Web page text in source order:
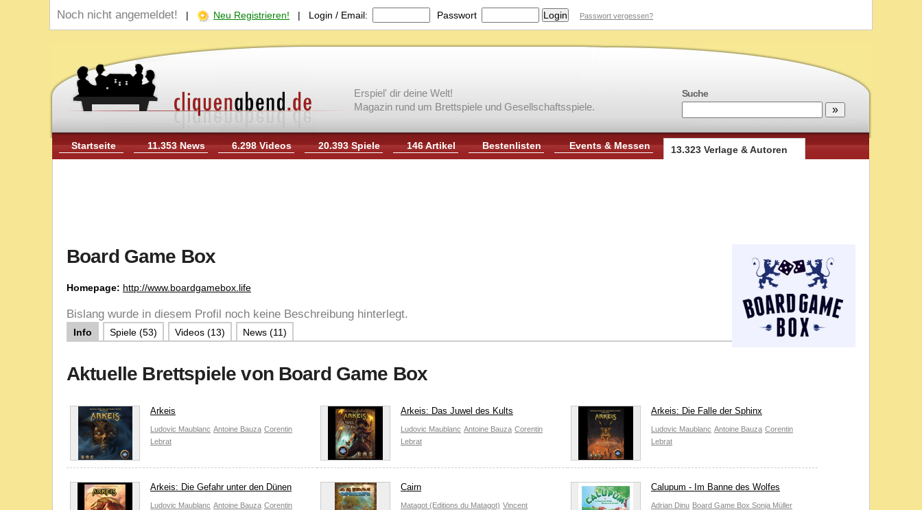
Noch nicht angemeldet! | Neu Registrieren! | Login / Email: Passwort Passwort vergessen?
Suche
Erspiel' dir deine Welt!
Magazin rund um Brettspiele und Gesellschaftsspiele.
Startseite 11.353 News 6.298 Videos 20.393 Spiele 146 Artikel Bestenlisten Events & Messen 13.323 Verlage & Autoren
Board Game Box
Homepage: http://www.boardgamebox.life
Bislang wurde in diesem Profil noch keine Beschreibung hinterlegt.
Info Spiele (53) Videos (13) News (11)
Aktuelle Brettspiele von Board Game Box
Arkeis
Ludovic Maublanc Antoine Bauza Corentin
Lebrat
Arkeis: Das Juwel des Kults
Ludovic Maublanc Antoine Bauza Corentin
Lebrat
Arkeis: Die Falle der Sphinx
Ludovic Maublanc Antoine Bauza Corentin
Lebrat
Arkeis: Die Gefahr unter den Dünen
Ludovic Maublanc Antoine Bauza Corentin
Cairn
Matagot (Editions du Matagot) Vincent
Calupum - Im Banne des Wolfes
Adrian Dinu Board Game Box Sonja Müller